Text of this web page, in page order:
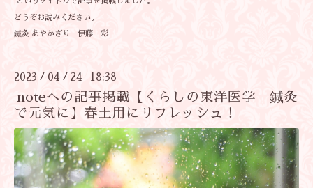
どうぞお読みください。
鍼灸 あやかざり 伊藤 彩
2023 / 04 / 24 18:38
noteへの記事掲載【くらしの東洋医学 鍼灸
で元気に】春土用にリフレッシュ！